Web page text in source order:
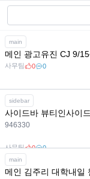
main
메인 광고유진 CJ 9/
사무팀 0 0
sidebar
사이드바 뷰티인사이
946330
사무팀 0 0
main
메인 김주리 대학내일